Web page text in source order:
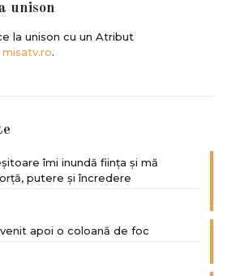
unison
la unison cu un Atribut
misatv.ro.
îmi inundă ființa și mă
putere și încredere
apoi o coloană de foc